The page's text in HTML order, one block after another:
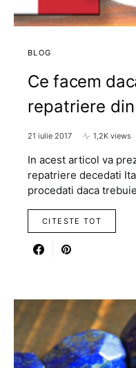
BLOG
Ce facem
repatriere
21 iulie 2017 1,2K views
In acest articol va
repatriere decedati
procedati daca
CITESTE TOT